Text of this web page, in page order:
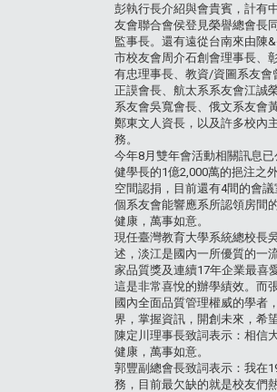
彭執行長介紹與會貴賓，計有
友會聯合會侯登見榮譽總會長
監事長。還有遠從台南來由陳
市校友會周介石創會理事長、
有忠理事長、教資/資圖系友
正謨會長、航太系系友會江誠
系友會吳寬會長、俄文系友會
鄭東文人資長，以及許多校內
務。
今年8月雙年會活動相關訊息
健學長的1億2,000萬的挹注之
空間認捐，目前還有4間的會
個系友會能響應系所認領房間
健康，萬事如意。
現任臺灣教育大學系統總校長
述，淡江是國內一所優質的一
家品質獎及連續17年企業最喜
這是非常喜悅的辦學績效。而
國內全面品質管理權威的學者
界，掌握資訊，開創未來，希
陳定川理事長致詞表示：相信
健康，萬事如意。
郭豐副總會長致詞表示：我在
務，目前最欠缺的就是校友們